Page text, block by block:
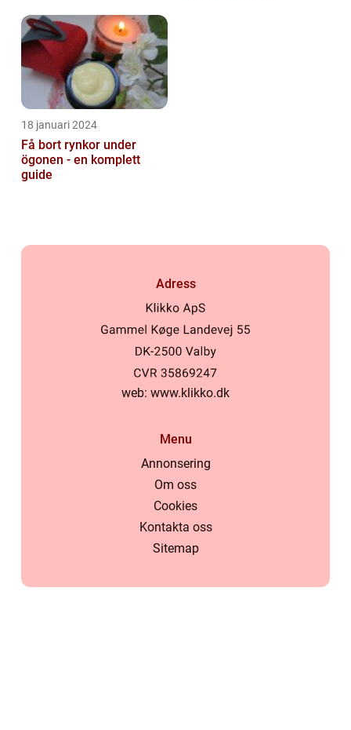
18 januari 2024
Få bort rynkor under
ögonen - en komplett
guide
Adress
web: www.klikko.dk
Menu
Annonsering
Om oss
Cookies
Kontakta oss
Sitemap